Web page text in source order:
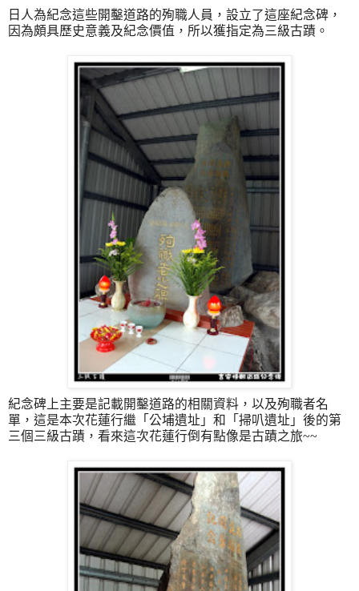
日人為紀念這些開鑿道路的殉職人員，設立了這座紀念碑，
因為頗具歷史意義及紀念價值，所以獲指定為三級古蹟。
紀念碑上主要是記載開鑿道路的相關資料，以及殉職者名
單，這是本次花蓮行繼 「公埔遺址 」和 「掃叭遺址 」後的第
三個三級古蹟，看來這次花蓮行倒有點像是古蹟之旅~~